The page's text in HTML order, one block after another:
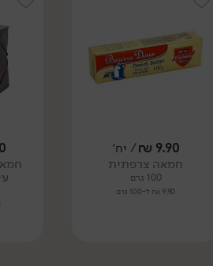
9.90
₪/ יח׳
חמאה צרפתית
100 גרם
9.90 ₪ ל-100 גרם